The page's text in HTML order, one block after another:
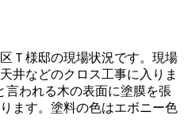
Ｔ様邸の現場状況です。現場
井などのクロス工事に入りま
言われる木の表面に塗膜を張
ます。塗料の色はエボニー色